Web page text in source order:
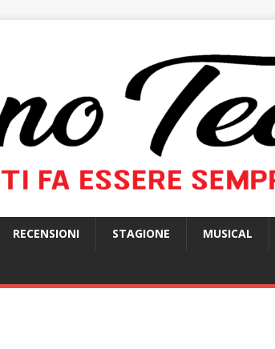
RECENSIONI STAGIONE MUSICAL